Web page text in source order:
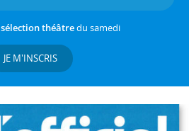
sélection théâtredu samedi
JE M'INSCRIS